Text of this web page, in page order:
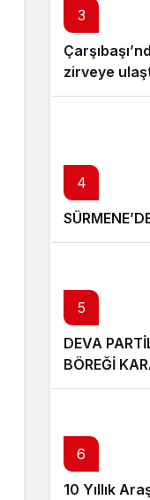
3
zirveye
4
5
DEVA
BÖREĞİ
KİMLİĞİ
6
10 Yıllık